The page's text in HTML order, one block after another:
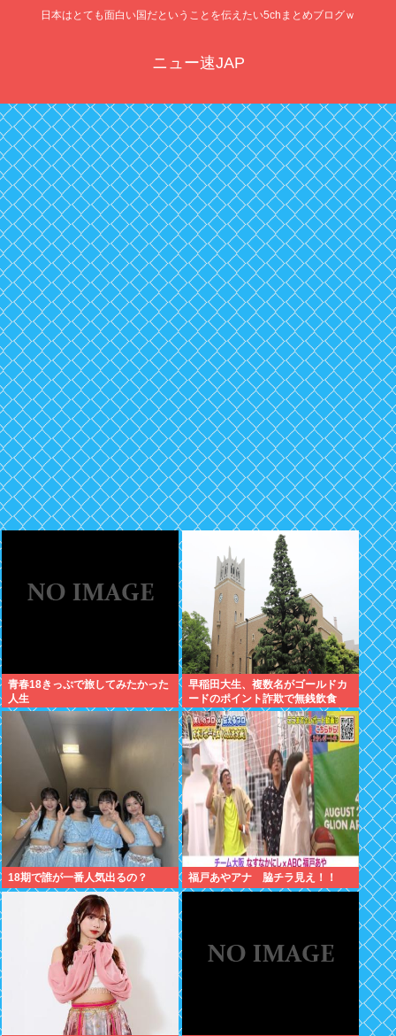
日本はとても面白い国だということを伝えたい5chまとめブログｗ
ニュー速JAP
青春18きっぷで旅してみたかった
人生
早稲田大生、複数名がゴールドカ
ードのポイント詐欺で無銭飲食
18期で誰が一番人気出るの？ 福戸あやアナ 脇チラ見え！！